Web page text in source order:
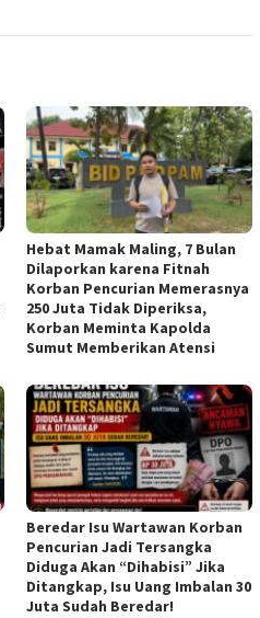
Hebat Mamak Maling, 7 Bulan
Dilaporkan karena Fitnah
Korban Pencurian Memerasnya
250 Juta Tidak Diperiksa,
Korban Meminta Kapolda
Sumut Memberikan Atensi
Beredar Isu Wartawan Korban
Pencurian Jadi Tersangka
Diduga Akan “Dihabisi” Jika
Ditangkap, Isu Uang Imbalan 30
Juta Sudah Beredar!